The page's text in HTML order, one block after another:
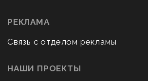
РЕКЛАМА
Связь с отделом рекламы
НАШИ ПРОЕКТЫ